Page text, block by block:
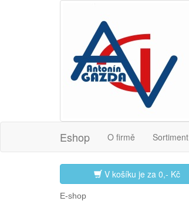
Eshop O firmě Sortiment
V košíku je za 0,- Kč
E-shop